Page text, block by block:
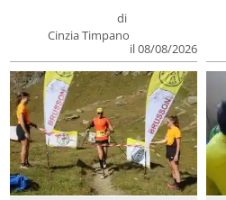
di
Cinzia Timpano
il 08/08/2026